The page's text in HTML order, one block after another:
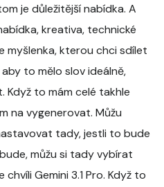
je důležitější nabídka. A
kreativa, technické
myšlenka, kterou chci sdílet
to mělo slov ideálně,
Když to mám celé takhle
na vygenerovat. Můžu
tady, jestli to bude
můžu si tady vybírat
Gemini 3.1 Pro. Když to